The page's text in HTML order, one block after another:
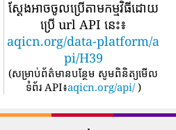
ស្តែងអាចចូលប្រើតាមកម្មវិធីដោយ
ប្រើ url API នេះ៖
aqicn.org/data-platform/a
pi/H39
(សម្រាប់ព័ត៌មានបន្ថែម សូមពិនិត្យមើល
ទំព័រ API៖aqicn.org/api/ )